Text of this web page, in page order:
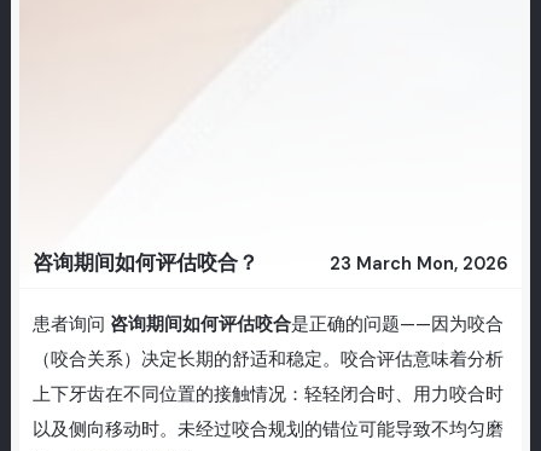
咨询期间如何评估咬合？ 23 March Mon, 2026
患者询问 咨询期间如何评估咬合是正确的问题——因为咬合
（咬合关系）决定长期的舒适和稳定。咬合评估意味着分析
上下牙齿在不同位置的接触情况：轻轻闭合时、用力咬合时
以及侧向移动时。未经过咬合规划的错位可能导致不均匀磨